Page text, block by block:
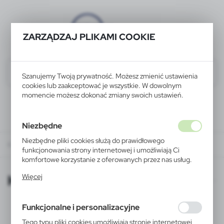
ZARZĄDZAJ PLIKAMI COOKIE
Szanujemy Twoją prywatność. Możesz zmienić ustawienia
cookies lub zaakceptować je wszystkie. W dowolnym
momencie możesz dokonać zmiany swoich ustawień.
Niezbędne
Niezbędne pliki cookies służą do prawidłowego
funkcjonowania strony internetowej i umożliwiają Ci
komfortowe korzystanie z oferowanych przez nas usług.
działania w celu m.in. dostosowania Twoich ustawień
korzystasz, może działać bez zakłóceń.
Więcej
Funkcjonalne i personalizacyjne
Tego typu pliki cookies umożliwiają stronie internetowej
KATALOGI ONLINE
KATALOGI ONLINE